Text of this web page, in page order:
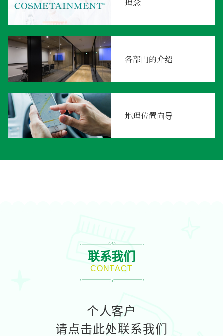
理念
各部门的介绍
地理位置向导
联系我们
CONTACT
个人客户
请点击此处联系我们